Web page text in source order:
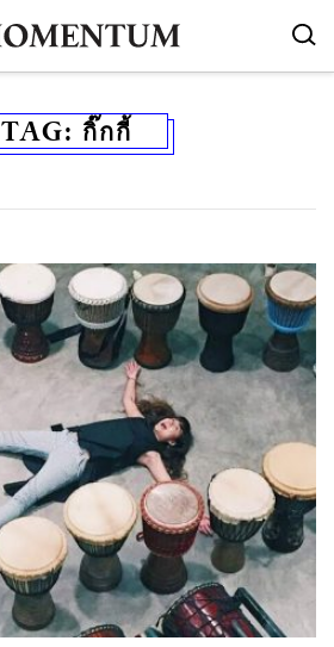
TAG: กิ๊กกี้
TWEET LINE EMAIL